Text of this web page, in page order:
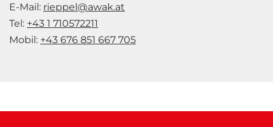
E-Mail: rieppel@awak.at
Tel: +43 1 710572211
Mobil: +43 676 851 667 705